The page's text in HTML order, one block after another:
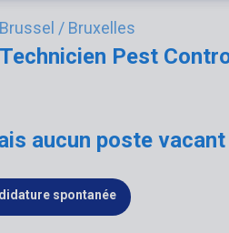
Brussel / Bruxelles
Technicien Pest
aucun poste
spontanée